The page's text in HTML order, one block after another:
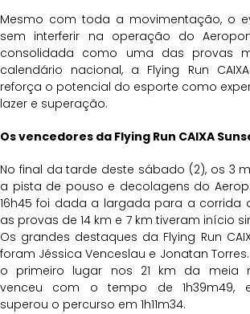
Mesmo com toda a movimentação, o
sem interferir na operação do
consolidada como uma das provas
calendário nacional, a Flying Run
reforça o potencial do esporte como
lazer e superação.
Os vencedores da Flying Run CAIXA
No final da tarde deste sábado (2), os 3
a pista de pouso e decolagens do
16h45 foi dada a largada para a corrida
as provas de 14 km e 7 km tiveram início
Os grandes destaques da Flying Run
foram Jéssica Venceslau e Jonatan
o primeiro lugar nos 21 km da meia
venceu com o tempo de 1h39m49,
superou o percurso em 1h11m34.